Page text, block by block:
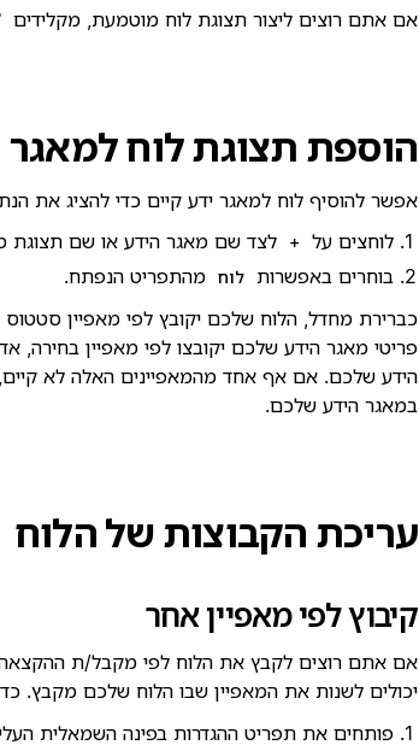
אם אתם רוצים ליצור תצוגת לוח מוטמעת, מקלידים
הוספת תצוגת לוח למאגר
אפשר להוסיף לוח למאגר ידע קיים כדי להציג את
לוחצים על
+
לצד שם מאגר הידע או שם תצוגת
בוחרים באפשרות
לוח מהתפריט הנפתח.
כברירת מחדל, הלוח שלכם יקובץ לפי מאפיין
פריטי מאגר הידע שלכם יקובצו לפי מאפיין בחירה,
הידע שלכם. אם אף אחד מהמאפיינים האלה לא קיים,
במאגר הידע שלכם.
עריכת הקבוצות של הלוח
קיבוץ לפי מאפיין אחר
אם אתם רוצים לקבץ את הלוח לפי מקבל/ת
יכולים לשנות את המאפיין שבו הלוח שלכם מקבץ.
פותחים את תפריט ההגדרות בפינה השמאלית